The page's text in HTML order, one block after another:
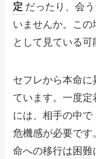
定 だったり、会
いませんか。この
として見ている可
セフレから本命
ています。一度
には、相手の中で
危機感が必要で
命への移行は困難